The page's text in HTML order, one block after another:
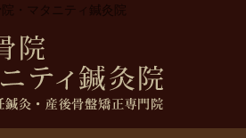
・マタニティ鍼灸院